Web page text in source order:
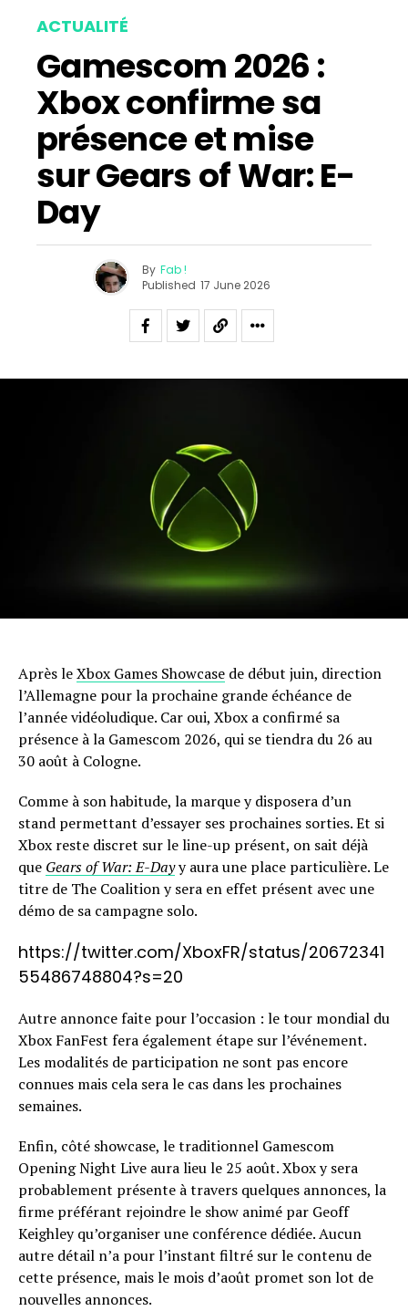
ACTUALITÉ
Gamescom 2026 :
Xbox confirme sa
présence et mise
sur Gears of War: E-
Day
By Fab !
Published 17 June 2026
Après leXbox Games Showcase de début juin, direction
l’Allemagne pour la prochaine grande échéance de
l’année vidéoludique. Car oui, Xbox a confirmé sa
présence à la Gamescom 2026, qui se tiendra du 26 au
30 août à Cologne.
Comme à son habitude, la marque y disposera d’un
stand permettant d’essayer ses prochaines sorties. Et si
Xbox reste discret sur le line-up présent, on sait déjà
que Gears of War: E-Dayy aura une place particulière. Le
titre de The Coalition y sera en effet présent avec une
démo de sa campagne solo.
https://twitter.com/XboxFR/status/20672341
55486748804?s=20
Autre annonce faite pour l’occasion : le tour mondial du
Xbox FanFest fera également étape sur l’événement.
Les modalités de participation ne sont pas encore
connues mais cela sera le cas dans les prochaines
semaines.
Enfin, côté showcase, le traditionnel Gamescom
Opening Night Live aura lieu le 25 août. Xbox y sera
probablement présente à travers quelques annonces, la
firme préférant rejoindre le show animé par Geoff
Keighley qu’organiser une conférence dédiée. Aucun
autre détail n’a pour l’instant filtré sur le contenu de
cette présence, mais le mois d’août promet son lot de
nouvelles annonces.